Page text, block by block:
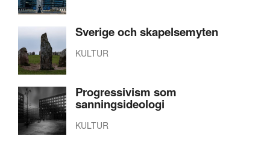
Sverige och skapelsemyten
KULTUR
Progressivism som
sanningsideologi
KULTUR